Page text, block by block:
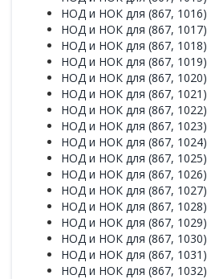
НОД и НОК для (867, 1016)
НОД и НОК для (867, 1017)
НОД и НОК для (867, 1018)
НОД и НОК для (867, 1019)
НОД и НОК для (867, 1020)
НОД и НОК для (867, 1021)
НОД и НОК для (867, 1022)
НОД и НОК для (867, 1023)
НОД и НОК для (867, 1024)
НОД и НОК для (867, 1025)
НОД и НОК для (867, 1026)
НОД и НОК для (867, 1027)
НОД и НОК для (867, 1028)
НОД и НОК для (867, 1029)
НОД и НОК для (867, 1030)
НОД и НОК для (867, 1031)
НОД и НОК для (867, 1032)